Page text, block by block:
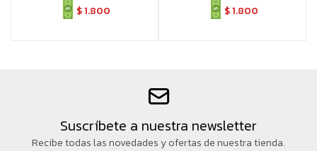
$1.800 $1.800
Suscríbete a nuestra newsletter
Recibe todas las novedades y ofertas de nuestra tienda.